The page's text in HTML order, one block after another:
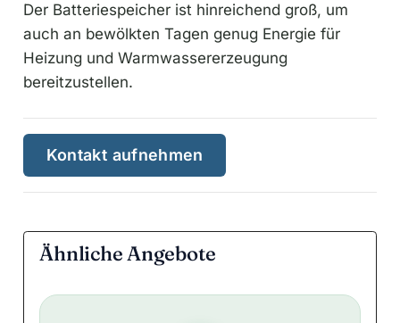
Der Batteriespeicher ist hinreichend groß, um
auch an bewölkten Tagen genug Energie für
Heizung und Warmwassererzeugung
bereitzustellen.
Kontakt aufnehmen
Ähnliche Angebote